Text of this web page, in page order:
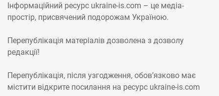
Інформаційний ресурс ukraine-is.com – це медіа-
простір, присвячений подорожам Україною.
Перепублікація матеріалів дозволена з дозволу
редакції!
Перепублікація, після узгодження, обов’язково має
містити відкрите посилання на ресурс ukraine-is.com